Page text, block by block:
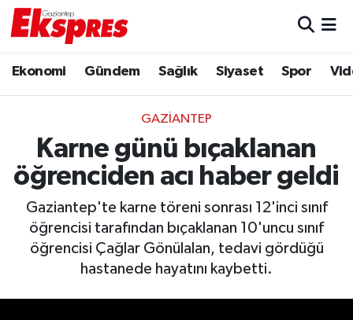
Ekonomi Gündem Sağlık Siyaset Spor
GAZIANTEP
Karne günü bıçaklanan
öğrenciden acı haber geldi
Gaziantep'te karne töreni sonrası 12'inci sınıf
öğrencisi tarafından bıçaklanan 10'uncu sınıf
öğrencisi Çağlar Gönülalan, tedavi gördüğü
hastanede hayatını kaybetti.
Ekonomi
Gaziantep son dakika
Genel
Gündem
Haberler
Kültür Sanat
Trafik Durumu
Puan Durumu ve Fikstür
Tüm Manşetler
Son Dakika Haberleri
Haber Arşivi